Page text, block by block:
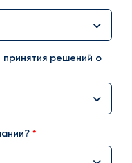
принятия решений о